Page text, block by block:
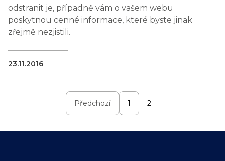
odstranit je, případně vám o vašem webu
poskytnou cenné informace, které byste jinak
zřejmě nezjistili.
23.11.2016
Předchozí 1 2